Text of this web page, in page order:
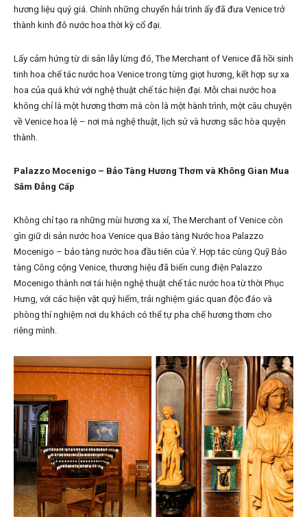
hương liệu quý giá. Chính những chuyến hải trình ấy đã đưa Venice trở
thành kinh đô nước hoa thời kỳ cổ đại.
Lấy cảm hứng từ di sản lẫy lừng đó, The Merchant of Venice đã hồi sinh
tinh hoa chế tác nước hoa Venice trong từng giọt hương, kết hợp sự xa
hoa của quá khứ với nghệ thuật chế tác hiện đại. Mỗi chai nước hoa
không chỉ là một hương thơm mà còn là một hành trình, một câu chuyện
về Venice hoa lệ – nơi mà nghệ thuật, lịch sử và hương sắc hòa quyện
thành.
Palazzo Mocenigo – Bảo Tàng Hương Thơm và Không Gian Mua
Sắm Đẳng Cấp
Không chỉ tạo ra những mùi hương xa xỉ, The Merchant of Venice còn
gìn giữ di sản nước hoa Venice qua Bảo tàng Nước hoa Palazzo
Mocenigo – bảo tàng nước hoa đầu tiên của Ý. Hợp tác cùng Quỹ Bảo
tàng Công cộng Venice, thương hiệu đã biến cung điện Palazzo
Mocenigo thành nơi tái hiện nghệ thuật chế tác nước hoa từ thời Phục
Hưng, với các hiện vật quý hiếm, trải nghiệm giác quan độc đáo và
phòng thí nghiệm nơi du khách có thể tự pha chế hương thơm cho
riêng mình.